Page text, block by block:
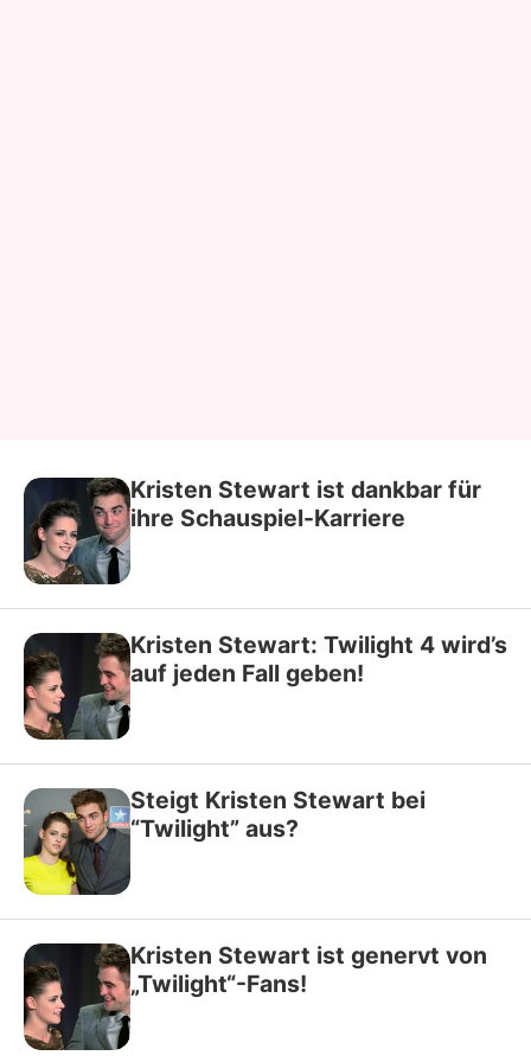
Kristen Stewart ist dankbar für
ihre Schauspiel-Karriere
Kristen Stewart: Twilight 4 wird’s
auf jeden Fall geben!
Steigt Kristen Stewart bei
“Twilight” aus?
Kristen Stewart ist genervt von
„Twilight“-Fans!